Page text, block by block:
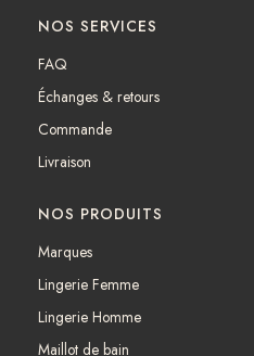
e
b
o
k
t
r
a
NOS SERVICES
FAQ
Échanges & retours
Commande
Livraison
NOS PRODUITS
Marques
Lingerie Femme
Lingerie Homme
Maillot de bain